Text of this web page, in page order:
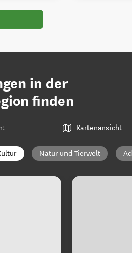
in der
finden
: Kartenansicht
Natur und Tierwelt